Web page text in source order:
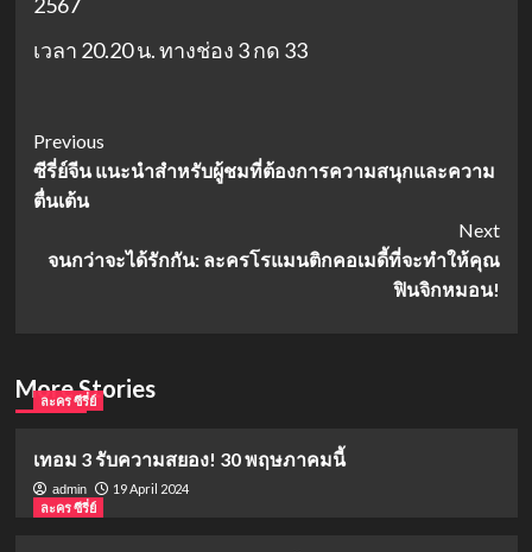
เวลา 20.20 น. ทางช่อง 3 กด 33
Post
Navigation
Previous
ซีรี่ย์จีน แนะนำสำหรับผู้ชมที่ต้องการความสนุกและความ
ตื่นเต้น
Next
จนกว่าจะได้รักกัน: ละครโรแมนติกคอเมดี้ที่จะทำให้คุณ
ฟินจิกหมอน!
More Stories
ละคร ซีรี่ย์
เทอม 3 รับความสยอง! 30 พฤษภาคมนี้
admin
19 April 2024
ละคร ซีรี่ย์